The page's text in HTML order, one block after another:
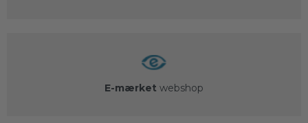
E-mærket webshop